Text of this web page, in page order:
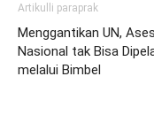
Artikulli paraprak
Menggantikan UN,
Nasional tak Bisa
melalui Bimbel